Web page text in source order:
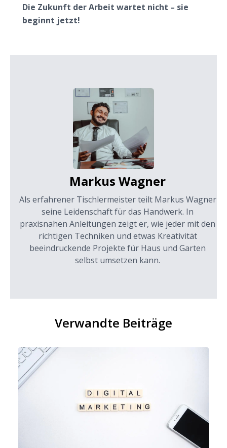
Die Zukunft der Arbeit wartet nicht – sie
beginnt jetzt!
Markus Wagner
Als erfahrener Tischlermeister teilt Markus Wagner
seine Leidenschaft für das Handwerk. In
praxisnahen Anleitungen zeigt er, wie jeder mit den
richtigen Techniken und etwas Kreativität
beeindruckende Projekte für Haus und Garten
selbst umsetzen kann.
Verwandte Beiträge